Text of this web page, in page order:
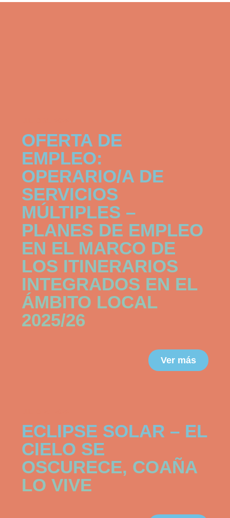
OFERTA DE
EMPLEO:
OPERARIO/A DE
SERVICIOS
MÚLTIPLES –
PLANES DE EMPLEO
EN EL MARCO DE
LOS ITINERARIOS
INTEGRADOS EN EL
ÁMBITO LOCAL
2025/26
Ver más
ECLIPSE SOLAR – EL
CIELO SE
OSCURECE, COAÑA
LO VIVE